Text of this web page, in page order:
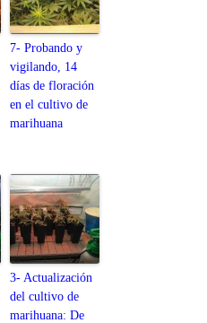
7- Probando y
vigilando, 14
días de floración
en el cultivo de
marihuana
3- Actualización
del cultivo de
marihuana: De